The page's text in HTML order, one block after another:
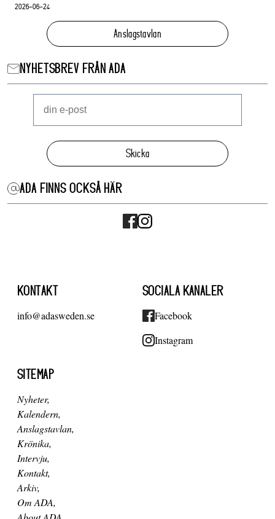
2026-06-24
Anslagstavlan
NYHETSBREV FRÅN ADA
Skicka
ADA FINNS OCKSÅ HÄR
KONTAKT
info@adasweden.se
SOCIALA KANALER
Facebook
Instagram
SITEMAP
Nyheter
Kalendern
Anslagstavlan
Krönika
Intervju
Kontakt
Arkiv
Om ADA